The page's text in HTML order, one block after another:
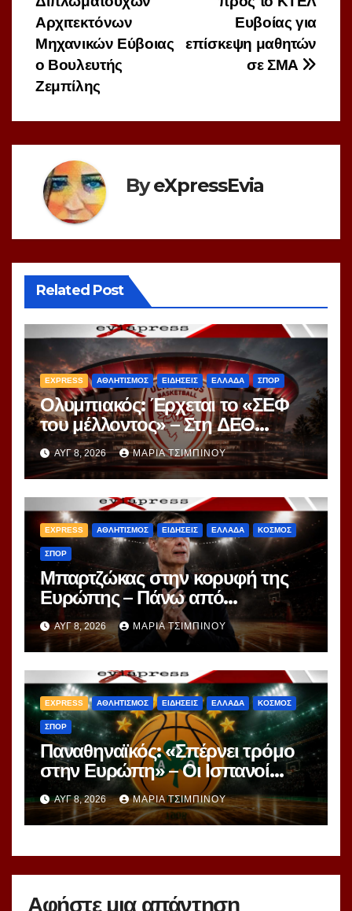
Ευβοίας για
επίσκεψη μαθητών
σε ΣΜΑ
Αρχιτεκτόνων
Μηχανικών Εύβοιας
ο Βουλευτής
Ζεμπίλης
ByeXpressEvia
Related Post
EXPRESS ΑΘΛΗΤΙΣΜΟΣ ΕΙΔΗΣΕΙΣ ΕΛΛΑΔΑ ΣΠΟΡ
Ολυμπιακός: Έρχεται το «ΣΕΦ
του μέλλοντος» – Στη ΔΕΘ
αποκαλύπτεται το μεγάλο
project 40ετίας
ΑΥΓ 8, 2026 ΜΑΡΊΑ ΤΣΙΜΠΙΝΟΎ
EXPRESS ΑΘΛΗΤΙΣΜΟΣ ΕΙΔΗΣΕΙΣ ΕΛΛΑΔΑ ΚΟΣΜΟΣ
ΣΠΟΡ
Μπαρτζώκας στην κορυφή της
Ευρώπης – Πάνω από
Γιασικεβίτσιους και
Ομπράντοβιτς στο power
ranking!
ΑΥΓ 8, 2026 ΜΑΡΊΑ ΤΣΙΜΠΙΝΟΎ
EXPRESS ΑΘΛΗΤΙΣΜΟΣ ΕΙΔΗΣΕΙΣ ΕΛΛΑΔΑ ΚΟΣΜΟΣ
ΣΠΟΡ
Παναθηναϊκός: «Σπέρνει τρόμο
στην Ευρώπη» – Οι Ισπανοί
βλέπουν μια πράσινη
υπερομάδα!
ΑΥΓ 8, 2026 ΜΑΡΊΑ ΤΣΙΜΠΙΝΟΎ
Αφήστε μια απάντηση